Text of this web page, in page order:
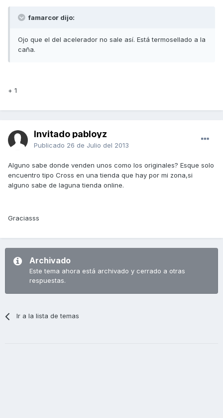
famarcor dijo:
Ojo que el del acelerador no sale así. Está termosellado a la
caña.
+ 1
Invitado pabloyz
Publicado 26 de Julio del 2013
Alguno sabe donde venden unos como los originales? Esque solo
encuentro tipo Cross en una tienda que hay por mi zona,si
alguno sabe de laguna tienda online.
Graciasss
Archivado
Este tema ahora está archivado y cerrado a otras
respuestas.
Ir a la lista de temas